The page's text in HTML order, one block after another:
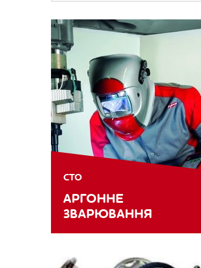
СТО
АРГОННЕ
ЗВАРЮВАННЯ